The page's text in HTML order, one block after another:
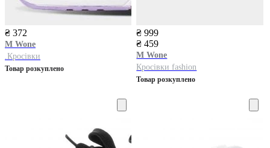
₴ 372
M Wone
.Кросівки
Товар розкуплено
₴ 999
₴ 459
M Wone
Кросівки fashion
Товар розкуплено